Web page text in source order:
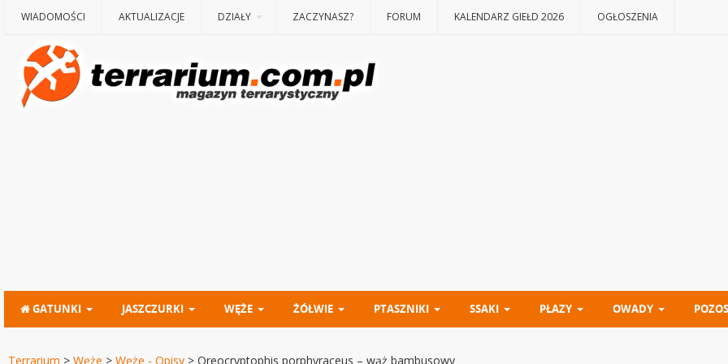
WIADOMOŚCI AKTUALIZACJE DZIAŁY ZACZYNASZ? FORUM KALENDARZ GIEŁD 2026 OGŁOSZENIA
GATUNKI JASZCZURKI WĘŻE ŻÓŁWIE PTASZNIKI SSAKI PŁAZY OWADY
Terrarium > Węże > Węże - Opisy > Oreocryptophis porphyraceus – wąż bambusowy